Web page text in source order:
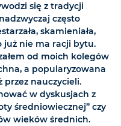
się z tradycji
często
skamieniała,
już nie ma racji bytu.
od moich kolegów
a popularyzowana
nauczycieli.
w dyskusjach z
średniowiecznej” czy
wieków średnich.